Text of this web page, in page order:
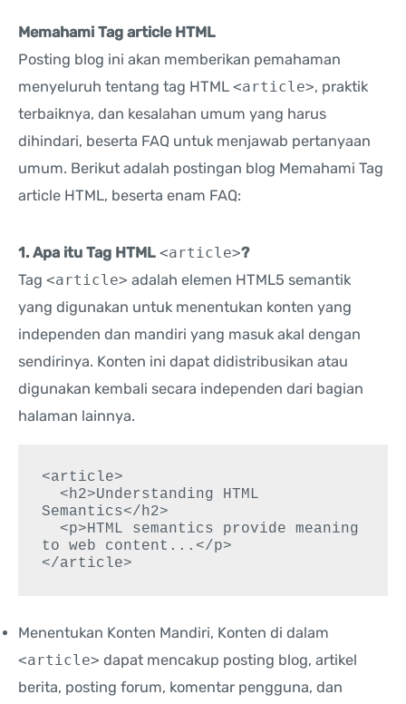
Memahami Tag article HTML
Posting blog ini akan memberikan pemahaman
menyeluruh tentang tag HTML <article>, praktik
terbaiknya, dan kesalahan umum yang harus
dihindari, beserta FAQ untuk menjawab pertanyaan
umum. Berikut adalah postingan blog Memahami Tag
article HTML, beserta enam FAQ:
1. Apa itu Tag HTML <article>?
Tag <article> adalah elemen HTML5 semantik
yang digunakan untuk menentukan konten yang
independen dan mandiri yang masuk akal dengan
sendirinya. Konten ini dapat didistribusikan atau
digunakan kembali secara independen dari bagian
halaman lainnya.
<article>
Semantics</h2>
to web content...</p>
</article>
Menentukan Konten Mandiri, Konten di dalam
<article> dapat mencakup posting blog, artikel
berita, posting forum, komentar pengguna, dan